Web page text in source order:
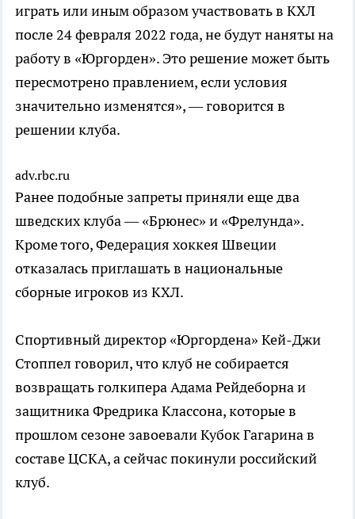
играть или иным образом участвовать в КХЛ
после 24 февраля 2022 года, не будут наняты на
работу в «Юргорден». Это решение может быть
пересмотрено правлением, если условия
значительно изменятся», — говорится в
решении клуба.
adv.rbc.ru
Ранее подобные запреты приняли еще два
шведских клуба — «Брюнес» и «Фрелунда».
Кроме того, Федерация хоккея Швеции
отказалась приглашать в национальные
сборные игроков из КХЛ.
Спортивный директор «Юргордена» Кей-Джи
Стоппел говорил, что клуб не собирается
возвращать голкипера Адама Рейдеборна и
защитника Фредрика Классона, которые в
прошлом сезоне завоевали Кубок Гагарина в
составе ЦСКА, а сейчас покинули российский
клуб.